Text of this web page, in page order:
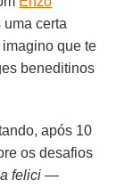
uma certa
que te
beneditinos
após 10
os desafios
felici —